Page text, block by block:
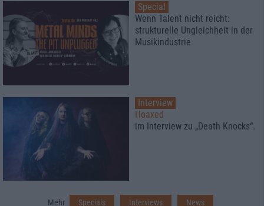
Special
Wenn Talent nicht reicht:
strukturelle Ungleichheit in der
Musikindustrie
Interview
Hoaxed
im Interview zu „Death Knocks“.
Mehr Specials Interviews News